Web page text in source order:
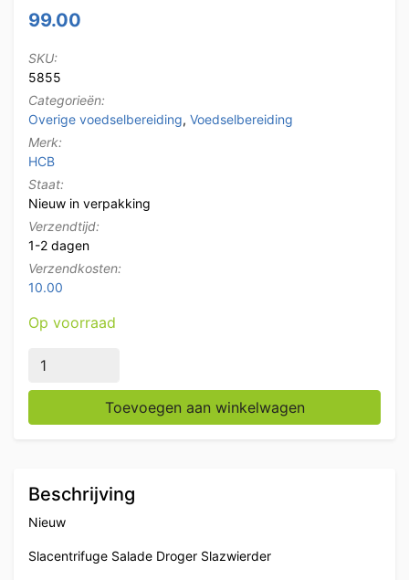
99.00
SKU:
5855
Categorieën:
Overige voedselbereiding, Voedselbereiding
Merk:
HCB
Staat:
Nieuw in verpakking
Verzendtijd:
1-2 dagen
Verzendkosten:
10.00
Op voorraad
HCB Slacentrifuge Salade Droger Slazwierder
Toevoegen aan winkelwagen
Beschrijving
Nieuw
Slacentrifuge Salade Droger Slazwierder